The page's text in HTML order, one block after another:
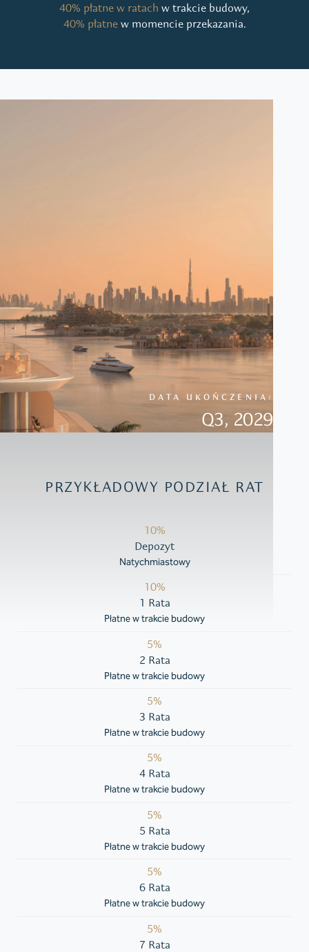
40% płatne w ratach w trakcie budowy,
40% płatnew momencie przekazania.
DATA UKOŃCZENIA:
Q3, 2029
PRZYKŁADOWY PODZIAŁ RAT
10%
Depozyt
Natychmiastowy
10%
1 Rata
Płatne w trakcie budowy
5%
2 Rata
Płatne w trakcie budowy
5%
3 Rata
Płatne w trakcie budowy
5%
4 Rata
Płatne w trakcie budowy
5%
5 Rata
Płatne w trakcie budowy
5%
6 Rata
Płatne w trakcie budowy
5%
7 Rata